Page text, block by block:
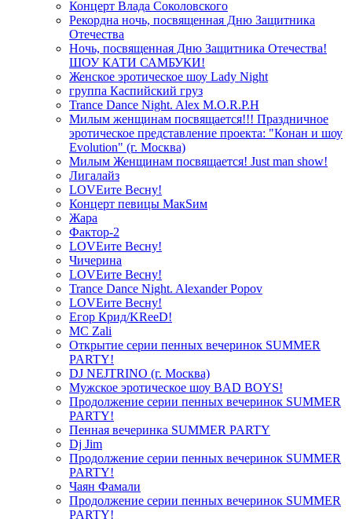
Концерт Влада Соколовского
Рекордна ночь, посвященная Дню Защитника
Отечества
Ночь, посвященная Дню Защитника Отечества!
ШОУ КАТИ САМБУКИ!
Женское эротическое шоу Lady Night
группа Каспийский груз
Trance Dance Night. Alex M.O.R.P.H
Милым женщинам посвящается!!! Праздничное
эротическое представление проекта: "Конан и шоу
Evolution" (г. Москва)
Милым Женщинам посвящается! Just man show!
Лигалайз
LOVEите Весну!
Концерт певицы МакSим
Жара
Фактор-2
LOVEите Весну!
Чичерина
LOVEите Весну!
Trance Dance Night. Alexander Popov
LOVEите Весну!
Егор Крид/KReeD!
MC Zali
Открытие серии пенных вечеринок SUMMER
PARTY!
DJ NEJTRINO (г. Москва)
Мужское эротическое шоу BAD BOYS!
Продолжение серии пенных вечеринок SUMMER
PARTY!
Пенная вечеринка SUMMER PARTY
Dj Jim
Продолжение серии пенных вечеринок SUMMER
PARTY!
Чаян Фамали
Продолжение серии пенных вечеринок SUMMER
PARTY!